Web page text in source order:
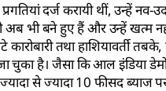
दर्ज करायी थीं, उन्हें
भी बने हुए हैं और उन्हें खत्म नहीं
कारोबारी तथा हाशियावर्ती
चुका है। जैसा कि आल इंडिया
से ज्यादा 10 फीसद ब्याज